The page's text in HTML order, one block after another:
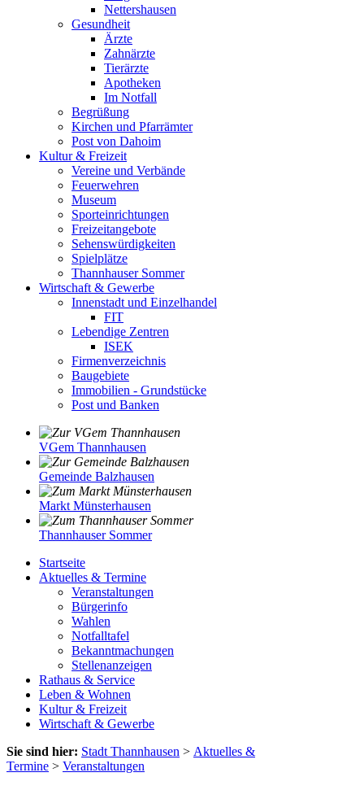
Nettershausen
Gesundheit
Ärzte
Zahnärzte
Tierärzte
Apotheken
Im Notfall
Begrüßung
Kirchen und Pfarrämter
Post von Dahoim
Kultur & Freizeit
Vereine und Verbände
Feuerwehren
Museum
Sporteinrichtungen
Freizeitangebote
Sehenswürdigkeiten
Spielplätze
Thannhauser Sommer
Wirtschaft & Gewerbe
Innenstadt und Einzelhandel
FIT
Lebendige Zentren
ISEK
Firmenverzeichnis
Baugebiete
Immobilien - Grundstücke
Post und Banken
VGem Thannhausen
Gemeinde Balzhausen
Markt Münsterhausen
Thannhauser Sommer
Startseite
Aktuelles & Termine
Veranstaltungen
Bürgerinfo
Wahlen
Notfalltafel
Bekanntmachungen
Stellenanzeigen
Rathaus & Service
Leben & Wohnen
Kultur & Freizeit
Wirtschaft & Gewerbe
Sie sind hier: Stadt Thannhausen > Aktuelles &
Termine > Veranstaltungen